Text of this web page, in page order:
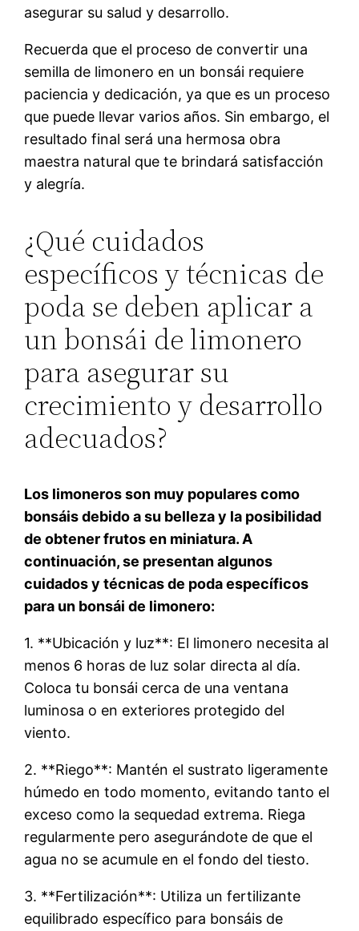
asegurar su salud y desarrollo.
Recuerda que el proceso de convertir una
semilla de limonero en un bonsái requiere
paciencia y dedicación, ya que es un proceso
que puede llevar varios años. Sin embargo, el
resultado final será una hermosa obra
maestra natural que te brindará satisfacción
y alegría.
¿Qué cuidados
específicos y técnicas de
poda se deben aplicar a
un bonsái de limonero
para asegurar su
crecimiento y desarrollo
adecuados?
Los limoneros son muy populares como
bonsáis debido a su belleza y la posibilidad
de obtener frutos en miniatura. A
continuación, se presentan algunos
cuidados y técnicas de poda específicos
para un bonsái de limonero:
1. **Ubicación y luz**: El limonero necesita al
menos 6 horas de luz solar directa al día.
Coloca tu bonsái cerca de una ventana
luminosa o en exteriores protegido del
viento.
2. **Riego**: Mantén el sustrato ligeramente
húmedo en todo momento, evitando tanto el
exceso como la sequedad extrema. Riega
regularmente pero asegurándote de que el
agua no se acumule en el fondo del tiesto.
3. **Fertilización**: Utiliza un fertilizante
equilibrado específico para bonsáis de